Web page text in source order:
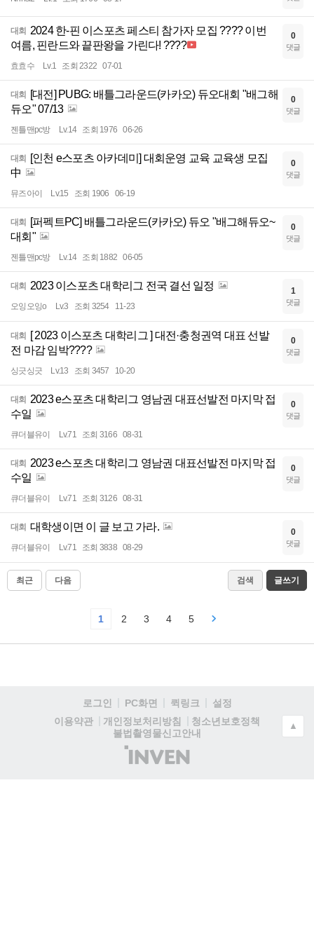
대회
2024 한-핀 이스포츠 페스티 참가자 모집 ???? 이번
여름, 핀란드와 끝판왕을 가린다! ????
효효수 Lv.1 조회 2322 07-01
0
댓글
대회
[대전] PUBG: 배틀그라운드(카카오) 듀오대회 "배그해
듀오" 07/13
젠틀맨pc방 Lv.14 조회 1976 06-26
0
댓글
대회
[인천 e스포츠 아카데미] 대회운영 교육 교육생 모집
中
뮤즈아이 Lv.15 조회 1906 06-19
0
댓글
대회
[퍼펙트PC] 배틀그라운드(카카오) 듀오 "배그해듀오~
대회"
젠틀맨pc방 Lv.14 조회 1882 06-05
0
댓글
대회 2023 이스포츠 대학리그 전국 결선 일정
오잉오잉o Lv.3 조회 3254 11-23
1
댓글
대회
[ 2023 이스포츠 대학리그 ] 대전·충청권역 대표 선발
전 마감 임박????
싱긋싱긋 Lv.13 조회 3457 10-20
0
댓글
대회
2023 e스포츠 대학리그 영남권 대표선발전 마지막 접
수일
큐더블유이 Lv.71 조회 3166 08-31
0
댓글
대회
2023 e스포츠 대학리그 영남권 대표선발전 마지막 접
수일
큐더블유이 Lv.71 조회 3126 08-31
0
댓글
대회 대학생이면 이 글 보고 가라.
큐더블유이 Lv.71 조회 3838 08-29
0
댓글
최근 다음 검색 글쓰기
1 2 3 4 5
로그인 PC화면 퀵링크
설정
이용약관
개인정보처리방침
청소년보호정책
불법촬영물신고안내
(주)
인
▲